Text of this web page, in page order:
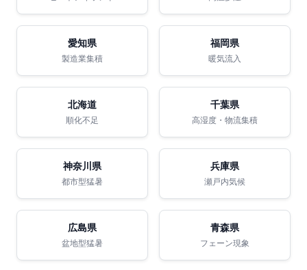
愛知県
製造業集積
福岡県
暖気流入
北海道
順化不足
千葉県
高湿度・物流集積
神奈川県
都市型猛暑
兵庫県
瀬戸内気候
広島県
盆地型猛暑
青森県
フェーン現象